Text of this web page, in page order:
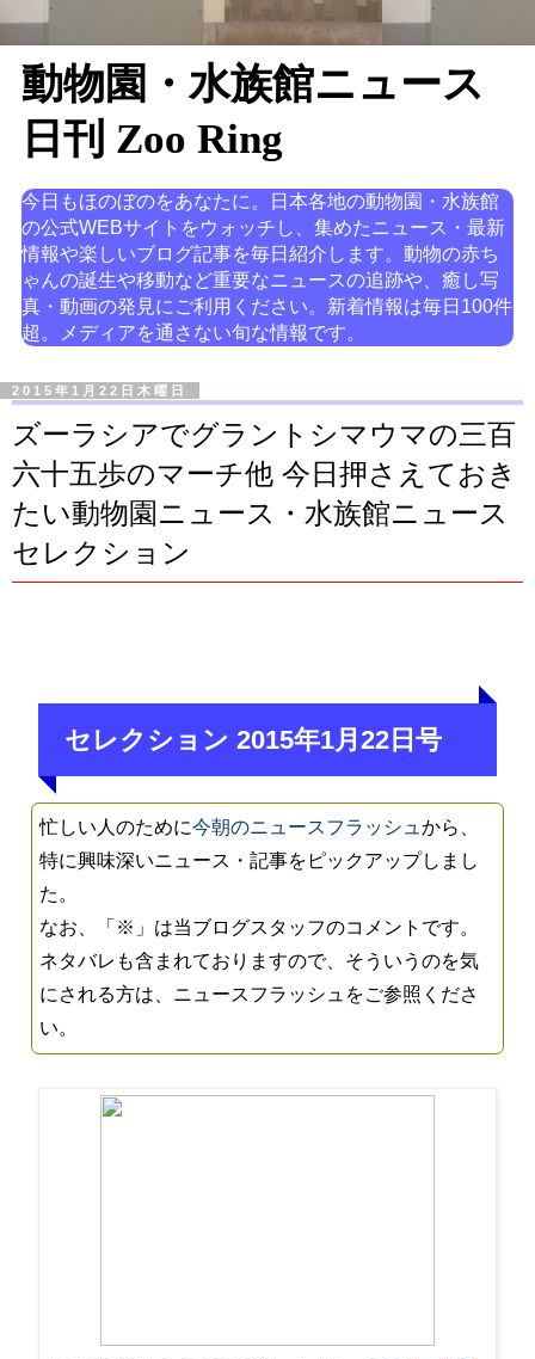
動物園・水族館ニュース
日刊 Zoo Ring
今日もほのぼのをあなたに。日本各地の動物園・水族館
の公式WEBサイトをウォッチし、集めたニュース・最新
情報や楽しいブログ記事を毎日紹介します。動物の赤ち
ゃんの誕生や移動など重要なニュースの追跡や、癒し写
真・動画の発見にご利用ください。新着情報は毎日100件
超。メディアを通さない旬な情報です。
2015年1月22日木曜日
ズーラシアでグラントシマウマの三百
六十五歩のマーチ他 今日押さえておき
たい動物園ニュース・水族館ニュース
セレクション
セレクション 2015年1月22日号
忙しい人のために今朝のニュースフラッシュから、
特に興味深いニュース・記事をピックアップしまし
た。
なお、「※」は当ブログスタッフのコメントです。
ネタバレも含まれておりますので、そういうのを気
にされる方は、ニュースフラッシュをご参照くださ
い。